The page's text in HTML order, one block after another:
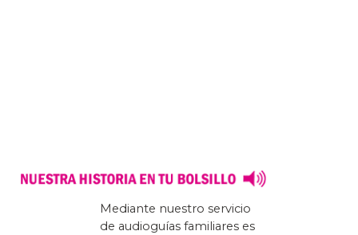
Mediante nuestro servicio
de audioguías familiares es